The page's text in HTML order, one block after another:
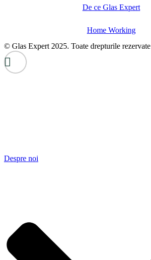
De ce Glas Expert
Home Working
© Glas Expert 2025. Toate drepturile rezervate
Despre noi